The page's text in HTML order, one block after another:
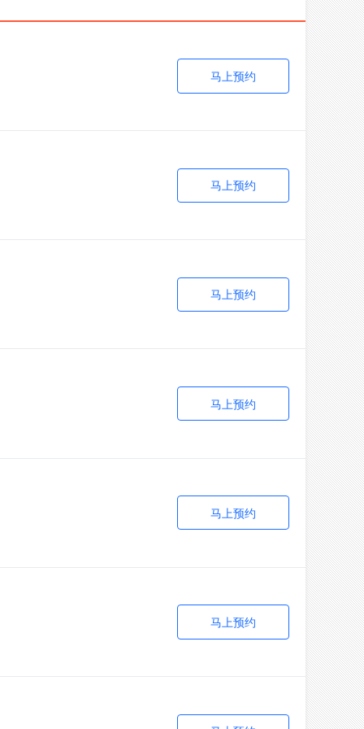
马上预约
马上预约
马上预约
马上预约
马上预约
马上预约